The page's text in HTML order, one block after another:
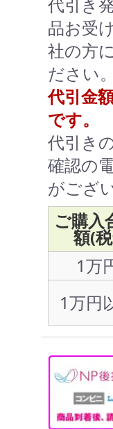
代引き
品お受
社の方
ださい。
代引金
です。
代引き
確認の
がござ
ご購入
額(
1万
1万円